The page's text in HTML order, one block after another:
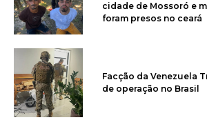
cidade de Mossoró e
foram presos no ceará
Facção da Venezuela
de operação no Brasil